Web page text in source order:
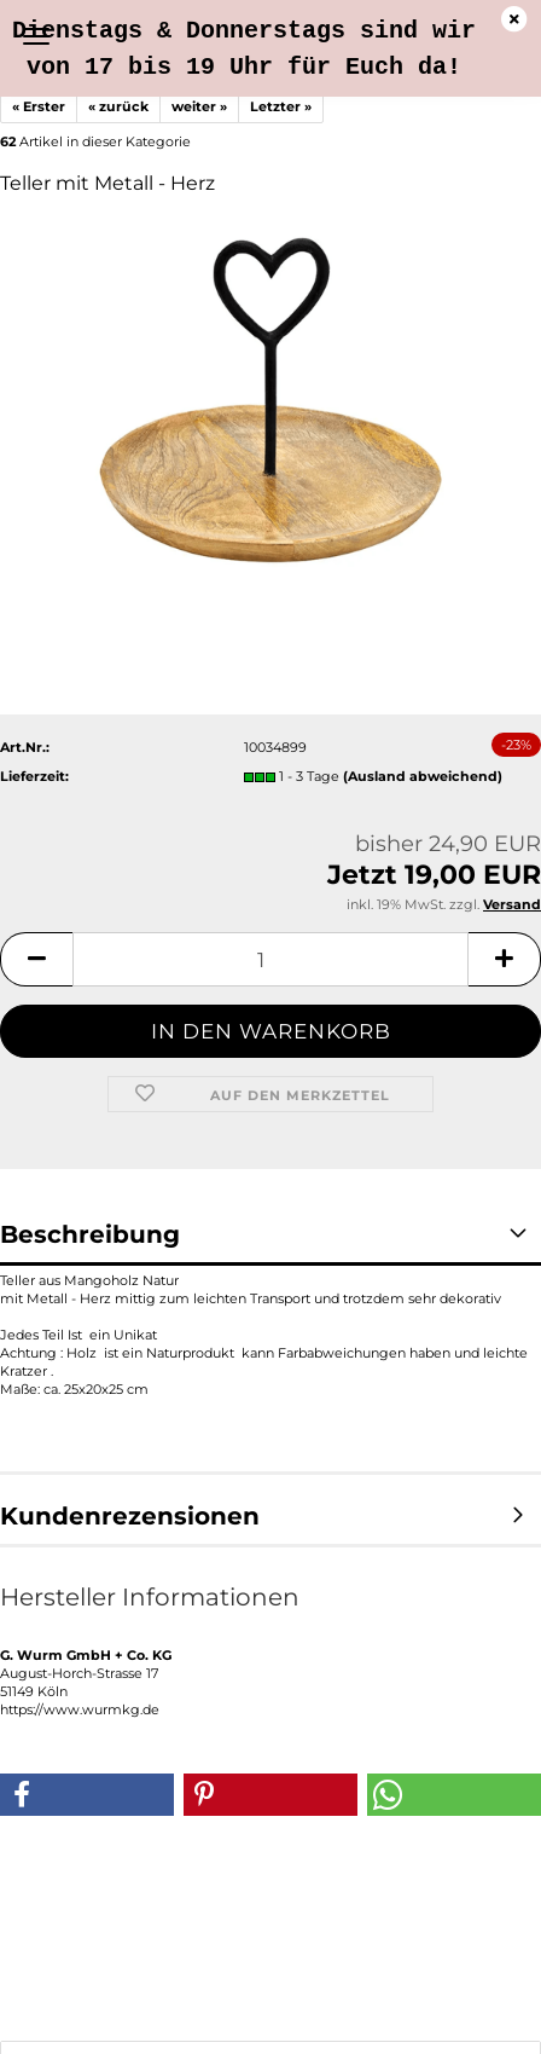
Dienstags & Donnerstags sind wir
von 17 bis 19 Uhr für Euch da!
« Erster « zurück weiter » Letzter »
62Artikel in dieser Kategorie
Teller mit Metall - Herz
-23%
Art.Nr.:
10034899
Lieferzeit:
1 - 3 Tage (Ausland abweichend)
bisher 24,90 EUR
Jetzt 19,00 EUR
inkl. 19% MwSt. zzgl. Versand
AUF DEN MERKZETTEL
Beschreibung
Teller aus Mangoholz Natur
mit Metall - Herz mittig zum leichten Transport und trotzdem sehr dekorativ
Jedes Teil Ist ein Unikat
Achtung : Holz ist ein Naturprodukt kann Farbabweichungen haben und leichte
Kratzer .
Maße: ca. 25x20x25 cm
Kundenrezensionen
Hersteller Informationen
G. Wurm GmbH + Co. KG
August-Horch-Strasse 17
51149 Köln
https://www.wurmkg.de